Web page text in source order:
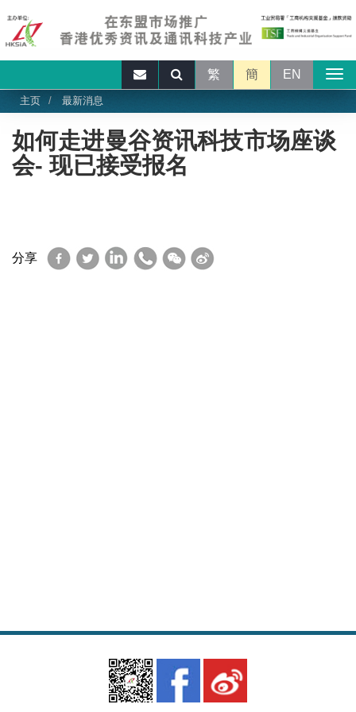
繁 簡 EN
主页 最新消息
如何走进曼谷资讯科技市场座谈
会- 现已接受报名
分享 Facebook
TwitterLinkedInWhatsApp
WeChat